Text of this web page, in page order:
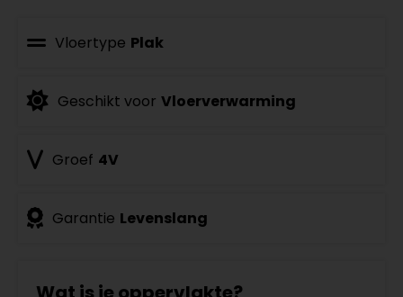
Vloertype Plak
Geschikt voor Vloerverwarming
Groef 4V
Garantie Levenslang